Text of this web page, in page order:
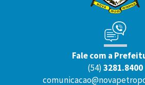
Fale com a
(54) 3281.8400